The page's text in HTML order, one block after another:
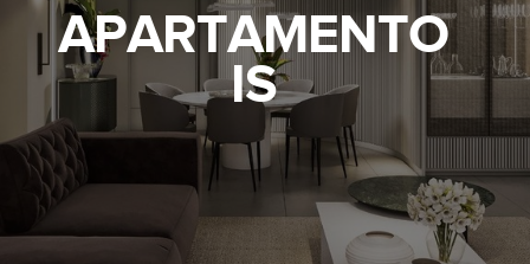
APARTAMENTO
IS